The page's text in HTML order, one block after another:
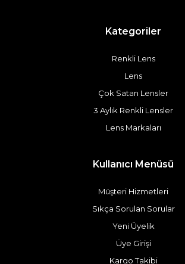
Kategoriler
Renkli Lens
Lens
Çok Satan Lensler
3 Aylık Renkli Lensler
Lens Markaları
Kullanıcı Menüsü
Müşteri Hizmetleri
Sıkça Sorulan Sorular
Yeni Üyelik
Üye Girişi
Kargo Takibi